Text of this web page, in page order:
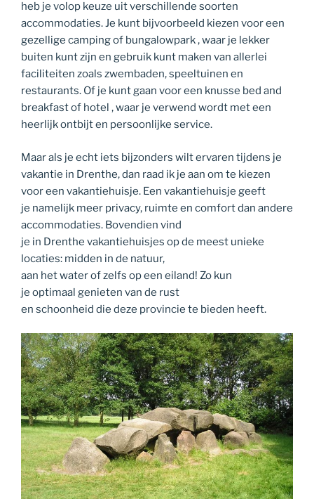
heb je volop keuze uit verschillende soorten
accommodaties. Je kunt bijvoorbeeld kiezen voor een
gezellige camping of bungalowpark , waar je lekker
buiten kunt zijn en gebruik kunt maken van allerlei
faciliteiten zoals zwembaden, speeltuinen en
restaurants. Of je kunt gaan voor een knusse bed and
breakfast of hotel , waar je verwend wordt met een
heerlijk ontbijt en persoonlijke service.
Maar als je echt iets bijzonders wilt ervaren tijdens je
vakantie in Drenthe, dan raad ik je aan om te kiezen
voor een vakantiehuisje. Een vakantiehuisje geeft
je namelijk meer privacy, ruimte en comfort dan andere
accommodaties. Bovendien vind
je in Drenthe vakantiehuisjes op de meest unieke
locaties: midden in de natuur,
aan het water of zelfs op een eiland! Zo kun
je optimaal genieten van de rust
en schoonheid die deze provincie te bieden heeft.